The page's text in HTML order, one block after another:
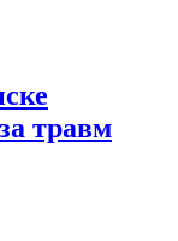
травм